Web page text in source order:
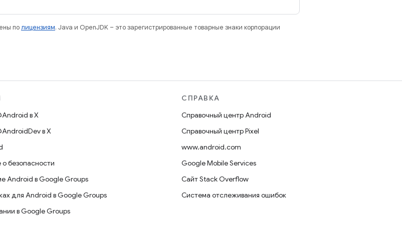
полицензиям. Java и OpenJDK – это зарегистрированные товарные знаки корпорации
в X
в X
безопасности
Android в Google Groups
для Android в Google Groups
в Google Groups
СПРАВКА
Справочный центр Android
Справочный центр Pixel
www.android.com
Google Mobile Services
Сайт Stack Overflow
Система отслеживания ошибок